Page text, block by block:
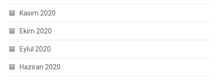
Kasım 2020
Ekim 2020
Eylül 2020
Haziran 2020